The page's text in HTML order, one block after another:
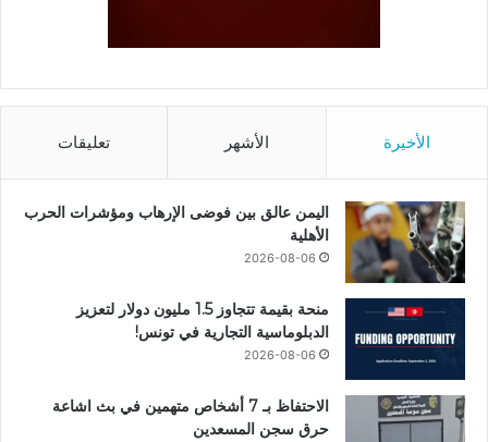
الأخيرة الأشهر تعليقات
اليمن عالق بين فوضى الإرهاب ومؤشرات الحرب
الأهلية
2026-08-06
منحة بقيمة تتجاوز 1.5 مليون دولار لتعزيز
الدبلوماسية التجارية في تونس!
2026-08-06
الاحتفاظ بـ 7 أشخاص متهمين في بث اشاعة
حرق سجن المسعدين